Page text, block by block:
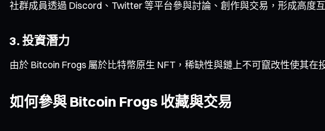
社群成員透過 Discord、Twitter 等平台參與討論、創作與交易，形成高度
3. 投資潛力
由於 Bitcoin Frogs 屬於比特幣原生 NFT，稀缺性與鏈上不可竄改性使其
如何參與 Bitcoin Frogs 收藏與交易